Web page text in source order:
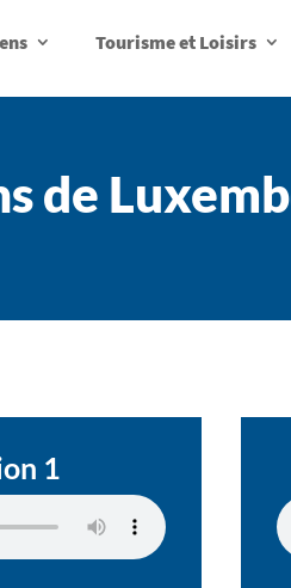
Tourisme et Loisirs
de
1